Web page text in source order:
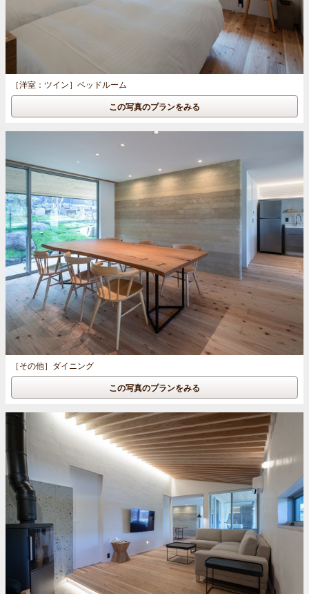
［洋室：ツイン］ ベッドルーム
この写真のプランをみる
［その他］ ダイニング
この写真のプランをみる